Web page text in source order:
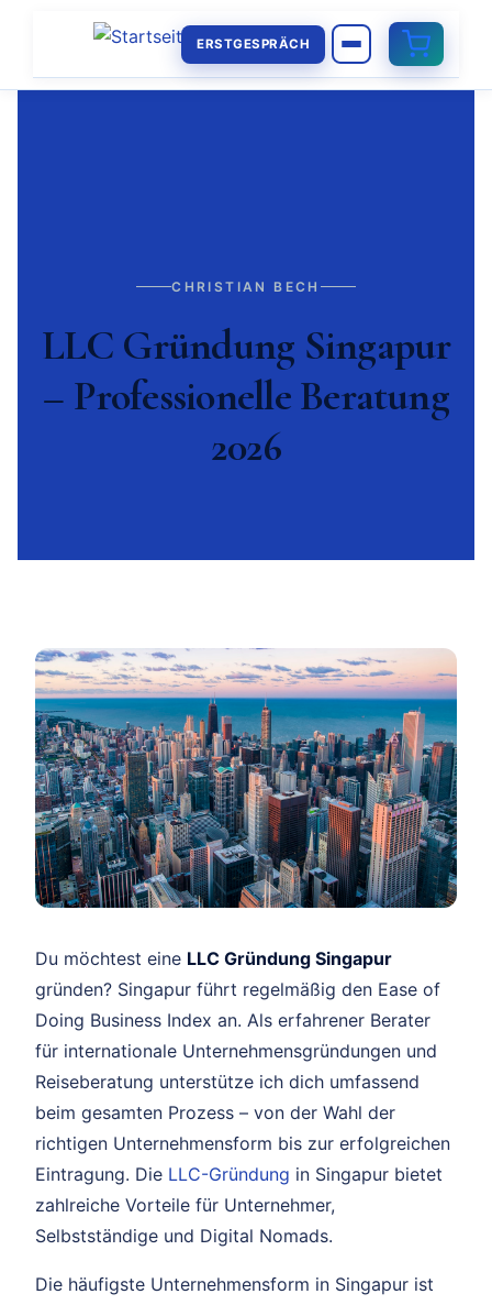
ERSTGESPRÄCH
CHRISTIAN BECH
LLC Gründung Singapur
– Professionelle Beratung
2026
Du möchtest eine LLC Gründung Singapur
gründen? Singapur führt regelmäßig den Ease of
Doing Business Index an. Als erfahrener Berater
für internationale Unternehmensgründungen und
Reiseberatung unterstütze ich dich umfassend
beim gesamten Prozess – von der Wahl der
richtigen Unternehmensform bis zur erfolgreichen
Eintragung. Die LLC-Gründung in Singapur bietet
zahlreiche Vorteile für Unternehmer,
Selbstständige und Digital Nomads.
Die häufigste Unternehmensform in Singapur ist